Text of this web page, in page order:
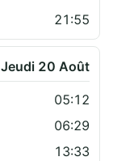
21:55
Jeudi 20 Août
05:12
06:29
13:33